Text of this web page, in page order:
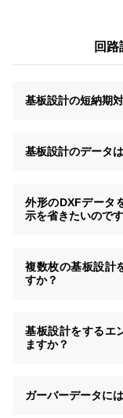
回
基板設計の短納期
基板設計のデータ
外形のDXFデータ
示を省きたいので
複数枚の基板設計
すか？
基板設計をするエ
ますか？
ガーバーデータに